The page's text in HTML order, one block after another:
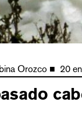
Orozco ■ 20